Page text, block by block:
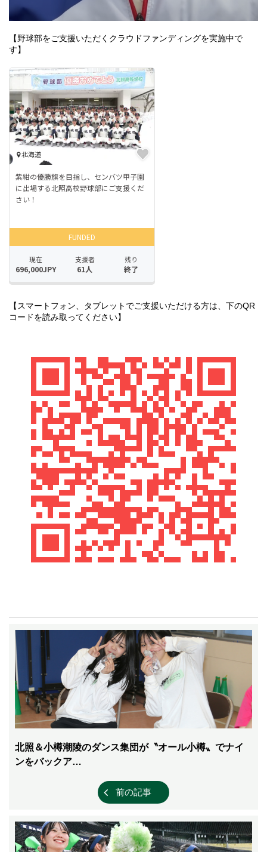
【野球部をご支援いただくクラウドファンディングを実施中で
す】
【スマートフォン、タブレットでご支援いただける方は、下のQR
コードを読み取ってください】
北照＆小樽潮陵のダンス集団が〝オール小樽〟でナイ
ンをバックア…
前の記事